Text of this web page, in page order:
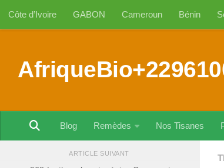
Au dessous du contenu
Côte d’Ivoire GABON Cameroun Bénin
Blog Remèdes Nos Tisanes
ARTICLE SUIVANT